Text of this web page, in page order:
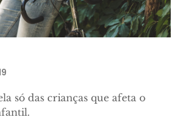
só das crianças que afeta o